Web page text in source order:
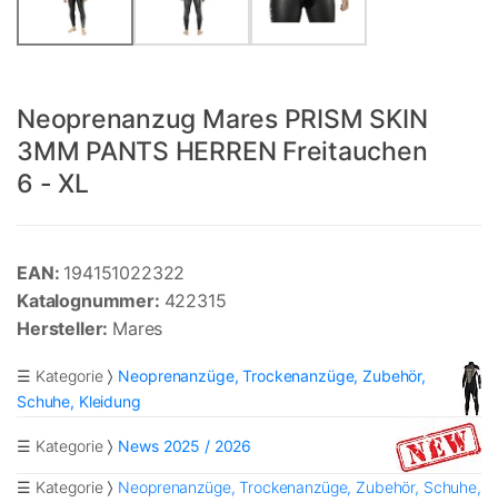
Neoprenanzug Mares PRISM SKIN
3MM PANTS HERREN Freitauchen
6 - XL
EAN: 194151022322
Katalognummer: 422315
Hersteller: Mares
☰ Kategorie
Neoprenanzüge, Trockenanzüge, Zubehör,
Schuhe, Kleidung
☰ Kategorie News 2025 / 2026
☰ Kategorie
Neoprenanzüge, Trockenanzüge, Zubehör, Schuhe,